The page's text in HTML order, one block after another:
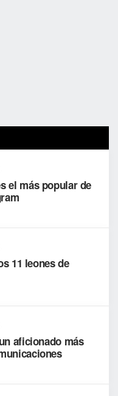
el más popular de
11 leones de
aficionado más